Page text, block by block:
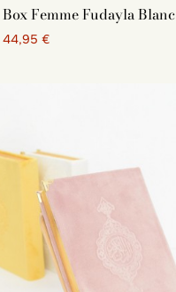
Box Femme Fudayla Blanc
44,95 €